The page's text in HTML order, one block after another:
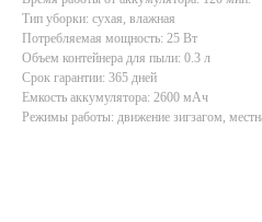
Тип уборки: сухая, влажная
Потребляемая мощность: 25 Вт
Объем контейнера для пыли: 0.3 л
Срок гарантии: 365 дней
Емкость аккумулятора: 2600 мАч
Режимы работы: движение зигзагом,